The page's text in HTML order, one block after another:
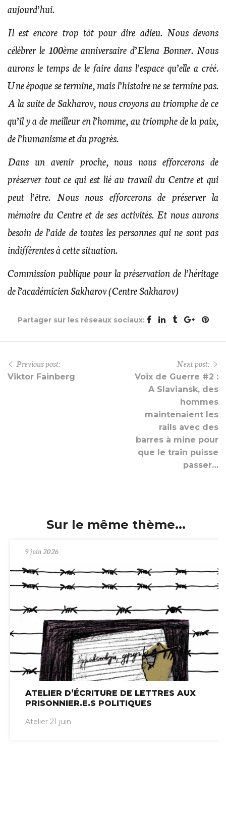
aujourd’hui.
Il est encore trop tôt pour dire adieu. Nous devons
célébrer le 100ème anniversaire d’Elena Bonner. Nous
aurons le temps de le faire dans l’espace qu’elle a créé.
Une époque se termine, mais l’histoire ne se termine pas.
A la suite de Sakharov, nous croyons au triomphe de ce
qu’il y a de meilleur en l’homme, au triomphe de la paix,
de l’humanisme et du progrès.
Dans un avenir proche, nous nous efforcerons de
préserver tout ce qui est lié au travail du Centre et qui
peut l’être. Nous nous efforcerons de préserver la
mémoire du Centre et de ses activités. Et nous aurons
besoin de l’aide de toutes les personnes qui ne sont pas
indifférentes à cette situation.
Commission publique pour la préservation de l’héritage
de l’académicien Sakharov (Centre Sakharov)
Partager sur les réseaux sociaux:
Previous post:
Viktor Fainberg
Next post:
Voix de Guerre #2 :
A Slaviansk, des
hommes
maintenaient les
rails avec des
barres à mine pour
que le train puisse
passer…
Sur le même thème...
9 juin 2026
ATELIER D’ÉCRITURE DE LETTRES AUX
PRISONNIER.E.S POLITIQUES
Atelier 21 juin